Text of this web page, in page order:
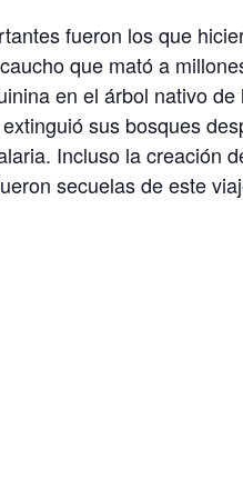
fueron los que
que mató a
en el árbol nativo
sus bosques
Incluso la creación
secuelas de este